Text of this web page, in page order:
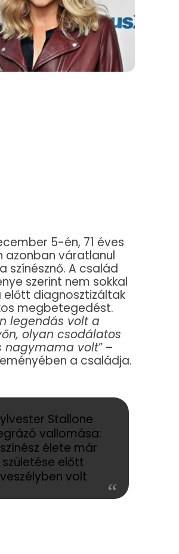
5-én, 71 éves
azonban váratlanul
színésznő. A család
szerint nem sokkal
előtt diagnosztizáltak
megbetegedést.
legendás volt a
olyan csodálatos
nagymama volt” –
a családja.
Stallone
vallomása:
élete már
születése előtt
veszélyben volt